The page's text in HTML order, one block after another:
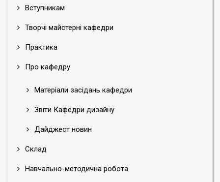
Вступникам
Творчі майстерні кафедри
Практика
Про кафедру
Матеріали засідань кафедри
Звіти Кафедри дизайну
Дайджест новин
Склад
Навчально-методична робота